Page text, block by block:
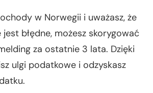
w Norwegii i uważasz, że
błędne, możesz skorygować
za ostatnie 3 lata. Dzięki
ulgi podatkowe i odzyskasz